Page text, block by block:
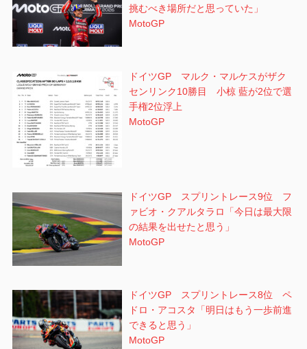
挑むべき場所だと思っていた」
MotoGP
ドイツGP マルク・マルケスがザク
センリンク10勝目 小椋 藍が2位で選
手権2位浮上
MotoGP
ドイツGP スプリントレース9位 フ
ァビオ・クアルタラロ「今日は最大限
の結果を出せたと思う」
MotoGP
ドイツGP スプリントレース8位 ペ
ドロ・アコスタ「明日はもう一歩前進
できると思う」
MotoGP